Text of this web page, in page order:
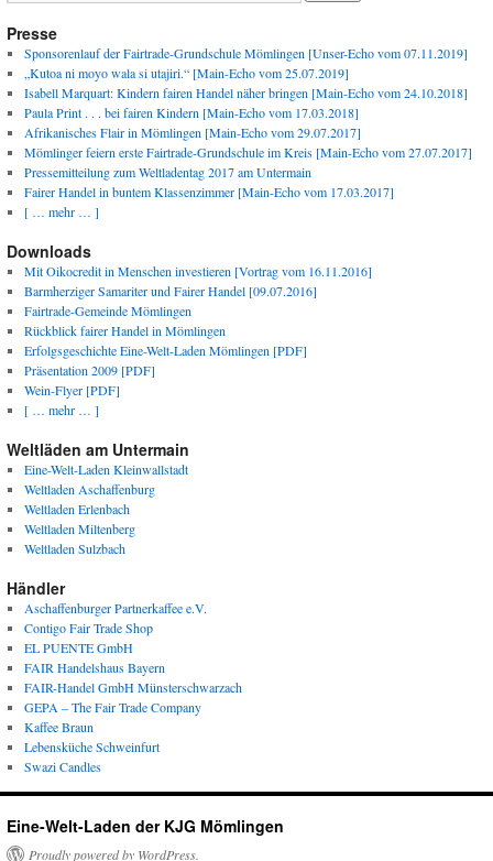
Presse
Sponsorenlauf der Fairtrade-Grundschule Mömlingen [Unser-Echo vom 07.11.2019]
„Kutoa ni moyo wala si utajiri.“ [Main-Echo vom 25.07.2019]
Isabell Marquart: Kindern fairen Handel näher bringen [Main-Echo vom 24.10.2018]
Paula Print . . . bei fairen Kindern [Main-Echo vom 17.03.2018]
Afrikanisches Flair in Mömlingen [Main-Echo vom 29.07.2017]
Mömlinger feiern erste Fairtrade-Grundschule im Kreis [Main-Echo vom 27.07.2017]
Pressemitteilung zum Weltladentag 2017 am Untermain
Fairer Handel in buntem Klassenzimmer [Main-Echo vom 17.03.2017]
[ … mehr … ]
Downloads
Mit Oikocredit in Menschen investieren [Vortrag vom 16.11.2016]
Barmherziger Samariter und Fairer Handel [09.07.2016]
Fairtrade-Gemeinde Mömlingen
Rückblick fairer Handel in Mömlingen
Erfolgsgeschichte Eine-Welt-Laden Mömlingen [PDF]
Präsentation 2009 [PDF]
Wein-Flyer [PDF]
[ … mehr … ]
Weltläden am Untermain
Eine-Welt-Laden Kleinwallstadt
Weltladen Aschaffenburg
Weltladen Erlenbach
Weltladen Miltenberg
Weltladen Sulzbach
Händler
Aschaffenburger Partnerkaffee e.V.
Contigo Fair Trade Shop
EL PUENTE GmbH
FAIR Handelshaus Bayern
FAIR-Handel GmbH Münsterschwarzach
GEPA – The Fair Trade Company
Kaffee Braun
Lebensküche Schweinfurt
Swazi Candles
Eine-Welt-Laden der KJG Mömlingen
Proudly powered by WordPress.